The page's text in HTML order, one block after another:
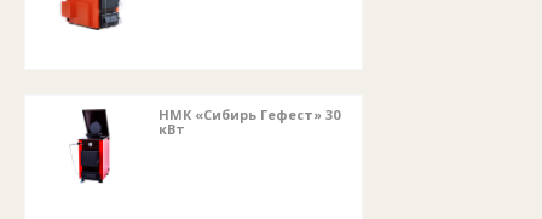
НМК «Сибирь Гефест» 30
кВт